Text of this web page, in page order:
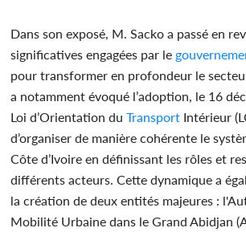
Dans son exposé, M. Sacko a passé en
significatives engagées par le
pour transformer en profondeur le
a notamment évoqué l’adoption, le 16
Loi d’Orientation duTransport Intérieur
d’organiser de manière cohérente le
Côte d’Ivoire en définissant les rôles et
différents acteurs. Cette dynamique a
la création de deux entités majeures :
Mobilité Urbaine dans le Grand Abidjan